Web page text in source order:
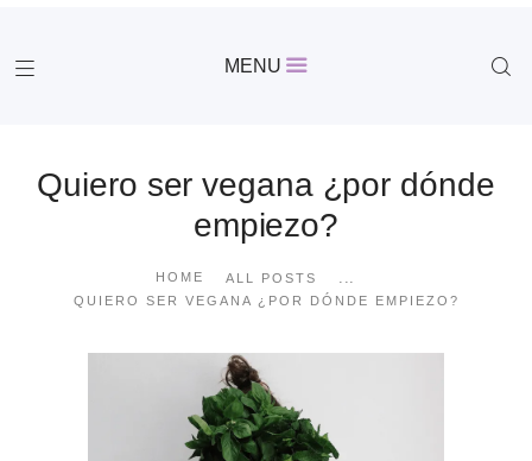
MENU
Quiero ser vegana ¿por dónde
empiezo?
HOME ALL POSTS ...
QUIERO SER VEGANA ¿POR DÓNDE EMPIEZO?